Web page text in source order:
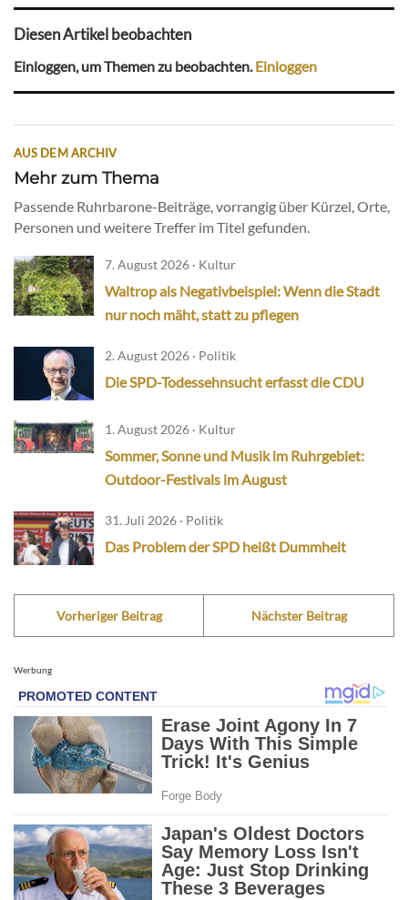
Diesen Artikel beobachten
Einloggen, um Themen zu beobachten.Einloggen
AUS DEM ARCHIV
Mehr zum Thema
Passende Ruhrbarone-Beiträge, vorrangig über Kürzel, Orte,
Personen und weitere Treffer im Titel gefunden.
7. August 2026 · Kultur
Waltrop als Negativbeispiel: Wenn die Stadt
nur noch mäht, statt zu pflegen
2. August 2026 · Politik
Die SPD-Todessehnsucht erfasst die CDU
1. August 2026 · Kultur
Sommer, Sonne und Musik im Ruhrgebiet:
Outdoor-Festivals im August
31. Juli 2026 · Politik
Das Problem der SPD heißt Dummheit
Vorheriger Beitrag Nächster Beitrag
Werbung